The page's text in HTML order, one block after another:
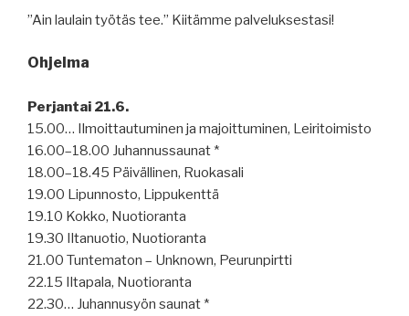
”Ain laulain työtäs tee.” Kiitämme palveluksestasi!
Ohjelma
Perjantai 21.6.
15.00… Ilmoittautuminen ja majoittuminen, Leiritoimisto
16.00–18.00 Juhannussaunat *
18.00–18.45 Päivällinen, Ruokasali
19.00 Lipunnosto, Lippukenttä
19.10 Kokko, Nuotioranta
19.30 Iltanuotio, Nuotioranta
21.00 Tuntematon – Unknown, Peurunpirtti
22.15 Iltapala, Nuotioranta
22.30… Juhannusyön saunat *